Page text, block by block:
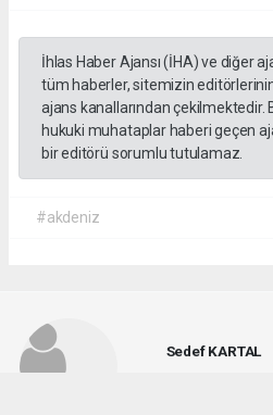
İhlas Haber Ajansı (İHA) ve diğer
tüm haberler, sitemizin
ajans kanallarından çekilmektedir.
hukuki muhataplar haberi geçen
bir editörü sorumlu tutulamaz.
#akdeniz
Sedef KARTAL